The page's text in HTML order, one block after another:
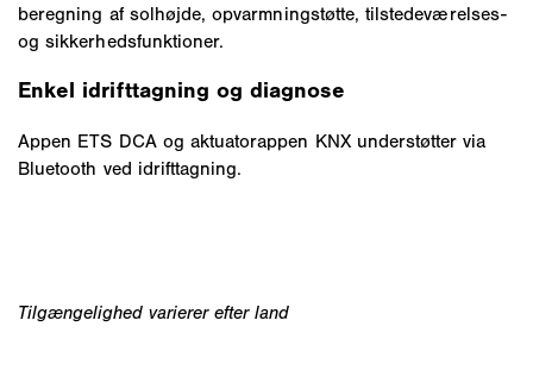
beregning af solhøjde, opvarmningstøtte, tilstedeværelses-
og sikkerhedsfunktioner.
Enkel idrifttagning og diagnose
Appen ETS DCA og aktuatorappen KNX understøtter via
Bluetooth ved idrifttagning.